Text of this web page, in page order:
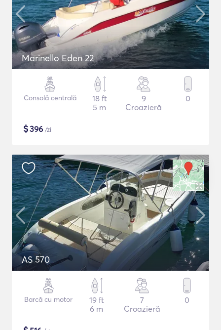
Marinello Eden 22
Consolă centrală
18 ft
5 m
9
Croazieră
0
$396 /zi
AS 570
Barcă cu motor
19 ft
6 m
7
Croazieră
0